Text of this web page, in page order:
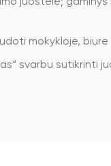
mokykloje,
svarbu sutikrinti